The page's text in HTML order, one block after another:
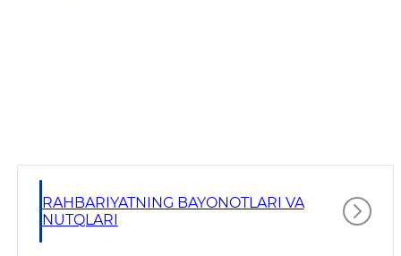
RAHBARIYATNING BAYONOTLARI VA
NUTQLARI